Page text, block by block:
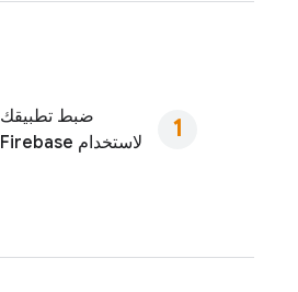
ضبط تطبيقك
لاستخدام Firebase